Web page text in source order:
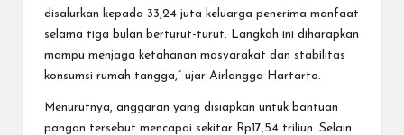
disalurkan kepada 33,24 juta keluarga penerima manfaat
selama tiga bulan berturut-turut. Langkah ini diharapkan
mampu menjaga ketahanan masyarakat dan stabilitas
konsumsi rumah tangga,” ujar Airlangga Hartarto.
Menurutnya, anggaran yang disiapkan untuk bantuan
pangan tersebut mencapai sekitar Rp17,54 triliun. Selain